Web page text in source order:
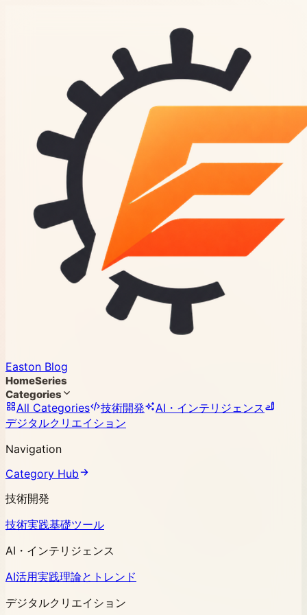
Easton Blog
HomeSeries
Categories
All Categories 技術開発
AI・インテリジェンス
デジタルクリエイション
Navigation
Category Hub
技術開発
技術実践基礎ツール
AI・インテリジェンス
AI活用実践理論とトレンド
デジタルクリエイション